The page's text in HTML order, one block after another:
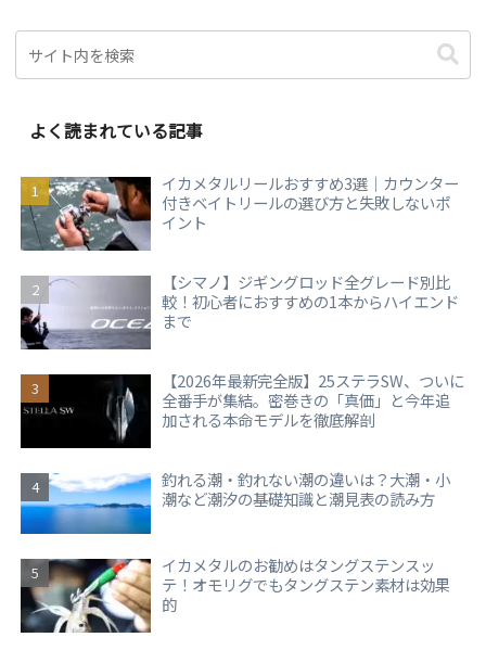
よく読まれている記事
イカメタルリールおすすめ3選｜カウンター
付きベイトリールの選び方と失敗しないポ
イント
【シマノ】ジギングロッド全グレード別比
較！初心者におすすめの1本からハイエンド
まで
【2026年最新完全版】25ステラSW、ついに
全番手が集結。密巻きの「真価」と今年追
加される本命モデルを徹底解剖
釣れる潮・釣れない潮の違いは？大潮・小
潮など潮汐の基礎知識と潮見表の読み方
イカメタルのお勧めはタングステンスッ
テ！オモリグでもタングステン素材は効果
的